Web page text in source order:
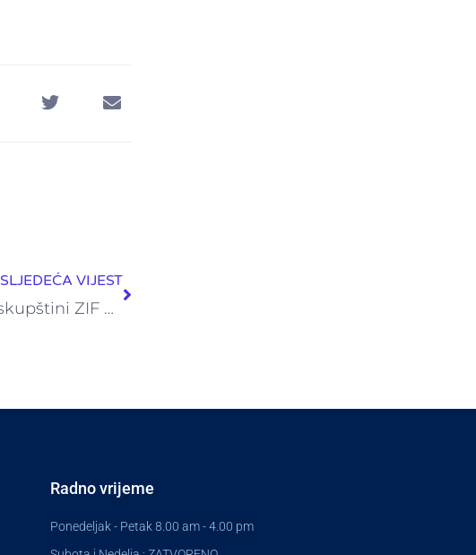
SLJEDEĆA VIJEST
Obavijest o nedostatku kvoruma na skupštini ZIF Fortuna Fond na dan 16.05.2025. godine
Radno vrijeme
Ponedeljak - Petak 8.00 am - 4.00 pm